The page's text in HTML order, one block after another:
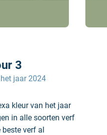
3
jaar 2024
kleur van het jaar
in alle soorten verf
beste verf al